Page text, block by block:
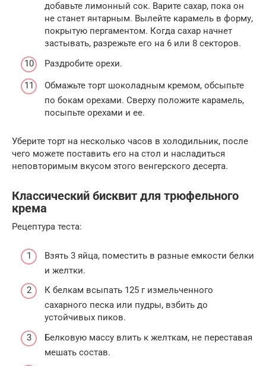
добавьте лимонный сок. Варите сахар, пока он
не станет янтарным. Вылейте карамель в форму,
покрытую пергаментом. Когда сахар начнет
застывать, разрежьте его на 6 или 8 секторов.
Раздробите орехи.
Обмажьте торт шоколадным кремом, обсыпьте
по бокам орехами. Сверху положите карамель,
посыпьте орехами и ее.
Уберите торт на несколько часов в холодильник, после
чего можете поставить его на стол и насладиться
неповторимым вкусом этого венгерского десерта.
Классический бисквит для трюфельного
крема
Рецептура теста:
Взять 3 яйца, поместить в разные емкости белки
и желтки.
К белкам всыпать 125 г измельченного
сахарного песка или пудры, взбить до
устойчивых пиков.
Белковую массу влить к желткам, не переставая
мешать состав.